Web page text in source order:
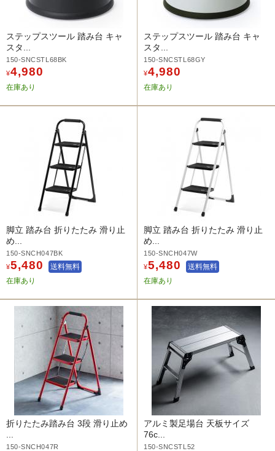
ステップスツール 踏み台 キャ
スタ...
150-SNCSTL68BK
¥4,980
在庫あり
ステップスツール 踏み台 キャ
スタ...
150-SNCSTL68GY
¥4,980
在庫あり
脚立 踏み台 折りたたみ 滑り止
め...
150-SNCH047BK
¥5,480
送料無料
在庫あり
脚立 踏み台 折りたたみ 滑り止
め...
150-SNCH047W
¥5,480
送料無料
在庫あり
折りたたみ踏み台 3段 滑り止め
150-SNCH047R
アルミ製足場台 天板サイズ
76c...
150-SNCSTL52